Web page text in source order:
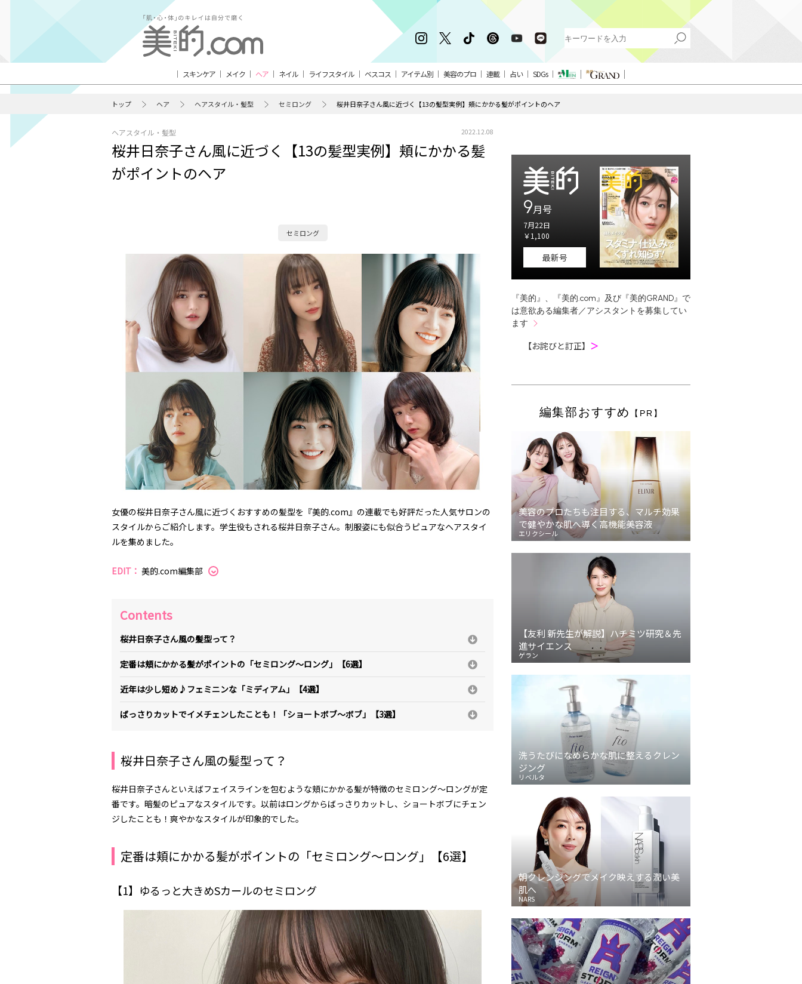
スキンケア メイク ヘア ネイル ライフスタイル ベスコス アイテム別 美容のプロ 連載 占い SDGs
トップ ヘア ヘアスタイル・髪型 セミロング 桜井日奈子さん風に近づく【13の髪型実例】頬にかかる髪がポイントのヘア
ヘアスタイル・髪型 2022.12.08
桜井日奈子さん風に近づく【13の髪型実例】頬にかかる髪
がポイントのヘア
セミロング
女優の桜井日奈子さん風に近づくおすすめの髪型を『美的.com』の連載でも好評だった人気サロンの
スタイルからご紹介します。学生役もされる桜井日奈子さん。制服姿にも似合うピュアなヘアスタイ
ルを集めました。
EDIT： 美的.com編集部
Contents
桜井日奈子さん風の髪型って？
定番は頬にかかる髪がポイントの「セミロング～ロング」【6選】
近年は少し短め♪フェミニンな「ミディアム」【4選】
ばっさりカットでイメチェンしたことも！「ショートボブ～ボブ」【3選】
桜井日奈子さん風の髪型って？
桜井日奈子さんといえばフェイスラインを包むような頬にかかる髪が特徴のセミロング～ロングが定
番です。暗髪のピュアなスタイルです。以前はロングからばっさりカットし、ショートボブにチェン
ジしたことも！爽やかなスタイルが印象的でした。
定番は頬にかかる髪がポイントの「セミロング～ロング」【6選】
【1】ゆるっと大きめSカールのセミロング
9月号
7月22日
￥1,100
最新号
『美的』、『美的.com』及び『美的GRAND』で
は意欲ある編集者／アシスタントを募集してい
ます
【お詫びと訂正】 ＞
編集部おすすめ 【PR】
美容のプロたちも注目する、マルチ効果
で健やかな肌へ導く高機能美容液
エリクシール
【友利 新先生が解説】ハチミツ研究＆先
進サイエンス
ゲラン
洗うたびになめらかな肌に整えるクレン
ジング
リベルタ
朝クレンジングでメイク映えする潤い美
肌へ
NARS